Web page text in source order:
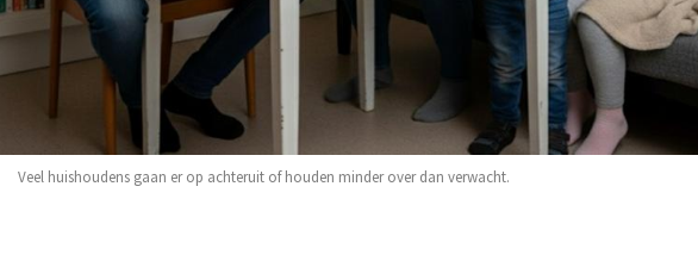
Veel huishoudens gaan er op achteruit of houden minder over dan verwacht.